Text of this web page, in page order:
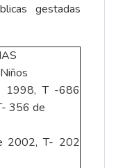
gestadas
1998, T -686
356 de
2002, T- 202